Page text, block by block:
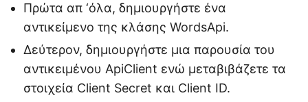
Πρώτα απ ‘όλα, δημιουργήστε ένα
αντικείμενο της κλάσης WordsApi.
Δεύτερον, δημιουργήστε μια παρουσία του
αντικειμένου ApiClient ενώ μεταβιβάζετε τα
στοιχεία Client Secret και Client ID.